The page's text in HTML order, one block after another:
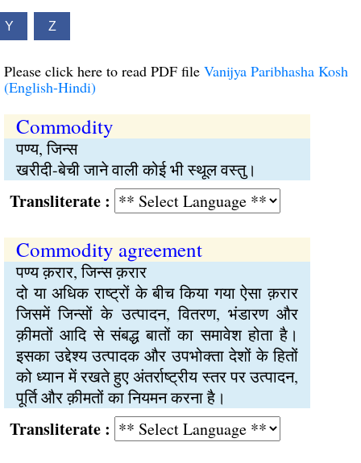
Y Z
Please click here to read PDF file Vanijya Paribhasha Kosh
(English-Hindi)
Commodity
पण्य, जिन्स
खरीदी-बेची जाने वाली कोई भी स्थूल वस्तु।
:
Commodity agreement
पण्य क़रार, जिन्स क़रार
दो या अधिक राष्ट्रों के बीच किया गया ऐसा क़रार
जिसमें जिन्सों के उत्पादन, वितरण, भंडारण और
क़ीमतों आदि से संबद्ध बातों का समावेश होता है।
इसका उद्देश्य उत्पादक और उपभोक्ता देशों के हितों
को ध्यान में रखते हुए अंतर्राष्ट्रीय स्तर पर उत्पादन,
पूर्ति और क़ीमतों का नियमन करना है।
: